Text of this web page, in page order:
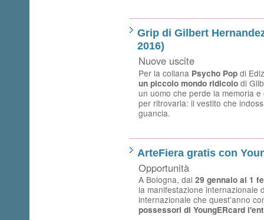
Grip di Gilbert
2016)
Nuove uscite
Per la collana Psycho Pop di
un piccolo mondo ridicolo di
un uomo che perde la memoria
per ritrovarla: il vestito che
guancia.
ArteFiera gratis con
Opportunità
A Bologna, dal 29 gennaio al 1
la manifestazione internazionale
internazionale che quest’anno
possessori di YoungERcard